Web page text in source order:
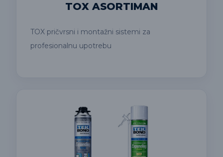
TOX ASORTIMAN
TOX pričvrsni i montažni sistemi za
profesionalnu upotrebu